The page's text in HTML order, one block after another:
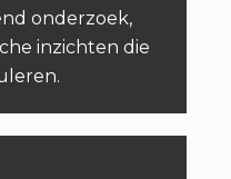
onderzoek,
inzichten die